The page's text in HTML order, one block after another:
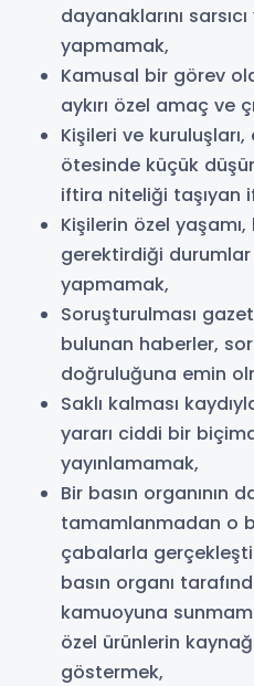
dayanaklarını
yapmamak,
Kamusal bir görev
aykırı özel amaç ve
Kişileri ve kuruluşları,
ötesinde küçük
iftira niteliği taşıyan
Kişilerin özel yaşamı,
gerektirdiği durumlar
yapmamak,
Soruşturulması
bulunan haberler,
doğruluğuna emin
Saklı kalması
yararı ciddi bir
yayınlamamak,
Bir basın organının
tamamlanmadan o
çabalarla
basın organı
kamuoyuna
özel ürünlerin
göstermek,